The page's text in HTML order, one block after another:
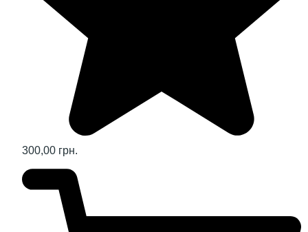
300,00 грн.